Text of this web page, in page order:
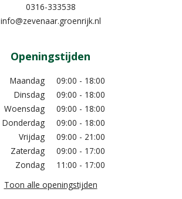
0316-333538
info@zevenaar.groenrijk.nl
Openingstijden
Maandag
09:00 - 18:00
Dinsdag
09:00 - 18:00
Woensdag
09:00 - 18:00
Donderdag
09:00 - 18:00
Vrijdag
09:00 - 21:00
Zaterdag
09:00 - 17:00
Zondag
11:00 - 17:00
Toon alle openingstijden